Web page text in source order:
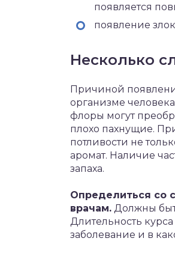
появляется
появление
Несколько
Причиной
организме
флоры могут
плохо пахнущие.
потливости не
аромат. Наличие
запаха.
Определиться со
врачам. Должны
Длительность
заболевание и в